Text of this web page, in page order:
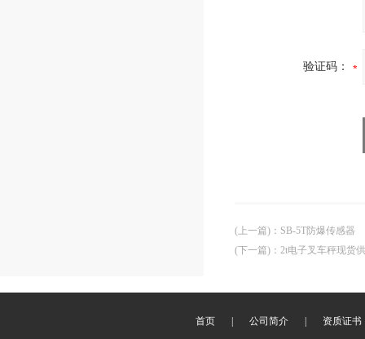
验证码：
(上一篇) ： SB-5T防爆传感器
(下一篇) ： 2t电子叉车秤现货
首页 公司简介 资质证书